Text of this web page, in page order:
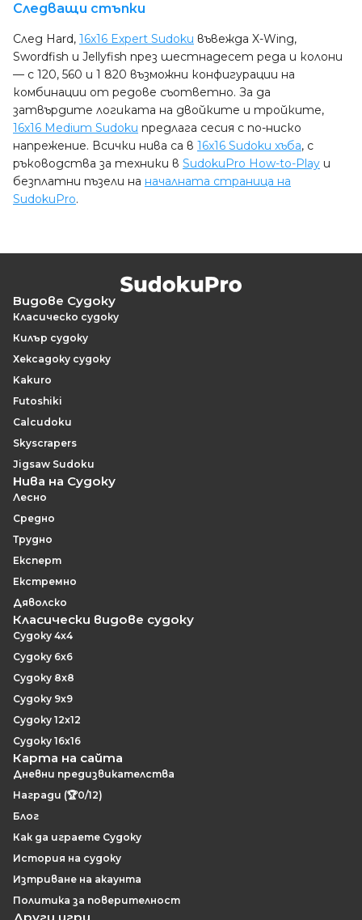
Следващи стъпки
След Hard, 16x16 Expert Sudoku въвежда X-Wing,
Swordfish и Jellyfish през шестнадесет реда и колони
— с 120, 560 и 1 820 възможни конфигурации на
комбинации от редове съответно. За да
затвърдите логиката на двойките и тройките,
16x16 Medium Sudoku предлага сесия с по-ниско
напрежение. Всички нива са в 16x16 Sudoku хъба, с
ръководства за техники в SudokuPro How-to-Play и
безплатни пъзели на началната страница на
SudokuPro.
Видове Судоку
Класическо судоку
Килър судоку
Хексадоку судоку
Kakuro
Futoshiki
Calcudoku
Skyscrapers
Jigsaw Sudoku
Нива на Судоку
Лесно
Средно
Трудно
Експерт
Екстремно
Дяволско
Класически видове судоку
Судоку 4x4
Судоку 6x6
Судоку 8x8
Судоку 9x9
Судоку 12x12
Судоку 16x16
Карта на сайта
Дневни предизвикателства
Награди (🏆0/12)
Блог
Как да играете Судоку
История на судоку
Изтриване на акаунта
Политика за поверителност